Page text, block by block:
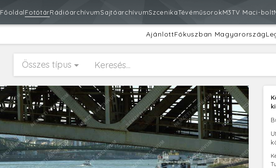
FőoldalFotótárRádióarchívumSajtóarchívumSzcenikaTévéműsorokM3TV Maci-bolt
AjánlottFókuszban Magyarország
Összes típus